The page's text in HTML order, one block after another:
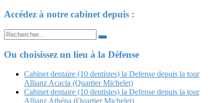
Accédez à notre cabinet depuis :
Search
for:
Ou choisissez un lieu à la Défense
Cabinet dentaire (10 dentistes) la Defense depuis la tour
Allianz Acacia (Quartier Michelet)
Cabinet dentaire (10 dentistes) la Defense depuis la tour
Allianz Athéna (Quartier Michelet)